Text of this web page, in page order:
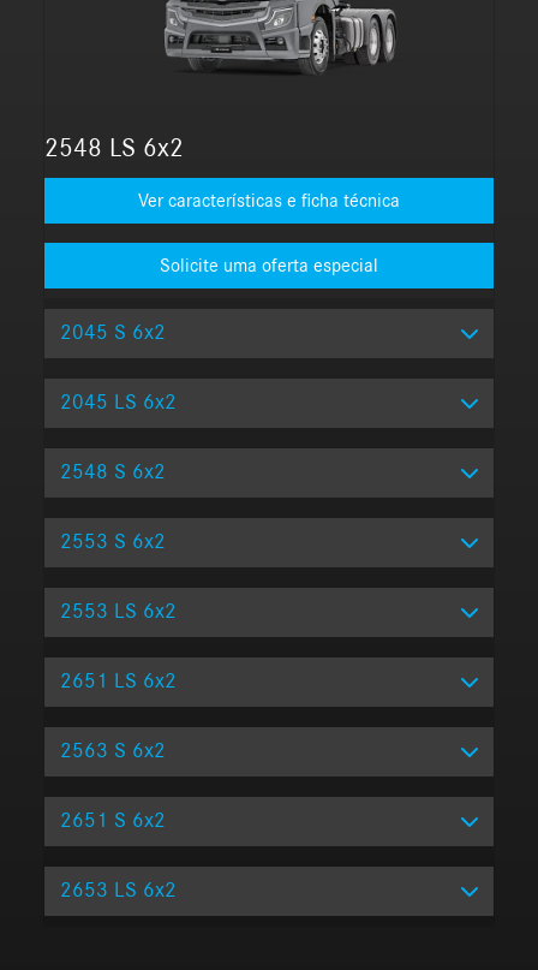
2548 LS 6x2
Ver características e ficha técnica
2045 S 6x2
2045 LS 6x2
2548 S 6x2
2553 S 6x2
2553 LS 6x2
2651 LS 6x2
2563 S 6x2
2651 S 6x2
2653 LS 6x2